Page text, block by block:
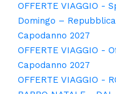
OFFERTE VIAGGIO -
Domingo –
Capodanno 2027
OFFERTE VIAGGIO -
Capodanno 2027
OFFERTE VIAGGIO -